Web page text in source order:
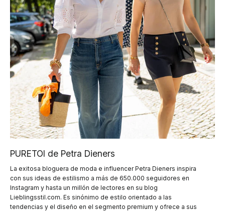
PURETOI de Petra Dieners
La exitosa bloguera de moda e influencer Petra Dieners inspira
con sus ideas de estilismo a más de 650.000 seguidores en
Instagram y hasta un millón de lectores en su blog
Lieblingsstil.com. Es sinónimo de estilo orientado a las
tendencias y el diseño en el segmento premium y ofrece a sus